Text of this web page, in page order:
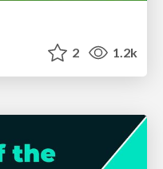
2 1.2k